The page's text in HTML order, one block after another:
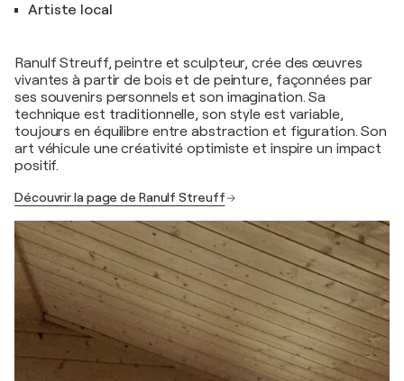
Artiste local
Ranulf Streuff, peintre et sculpteur, crée des œuvres
vivantes à partir de bois et de peinture, façonnées par
ses souvenirs personnels et son imagination. Sa
technique est traditionnelle, son style est variable,
toujours en équilibre entre abstraction et figuration. Son
art véhicule une créativité optimiste et inspire un impact
positif.
Découvrir la page de Ranulf Streuff